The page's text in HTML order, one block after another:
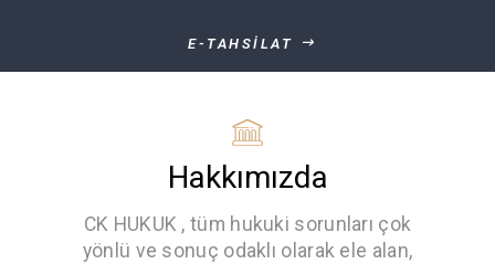
E-TAHSİLAT
Hakkımızda
CK HUKUK , tüm hukuki sorunları çok
yönlü ve sonuç odaklı olarak ele alan,